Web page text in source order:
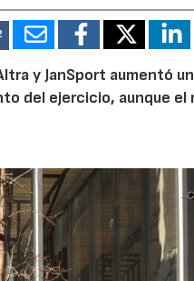
y JanSport aumentó
del ejercicio, aunque el